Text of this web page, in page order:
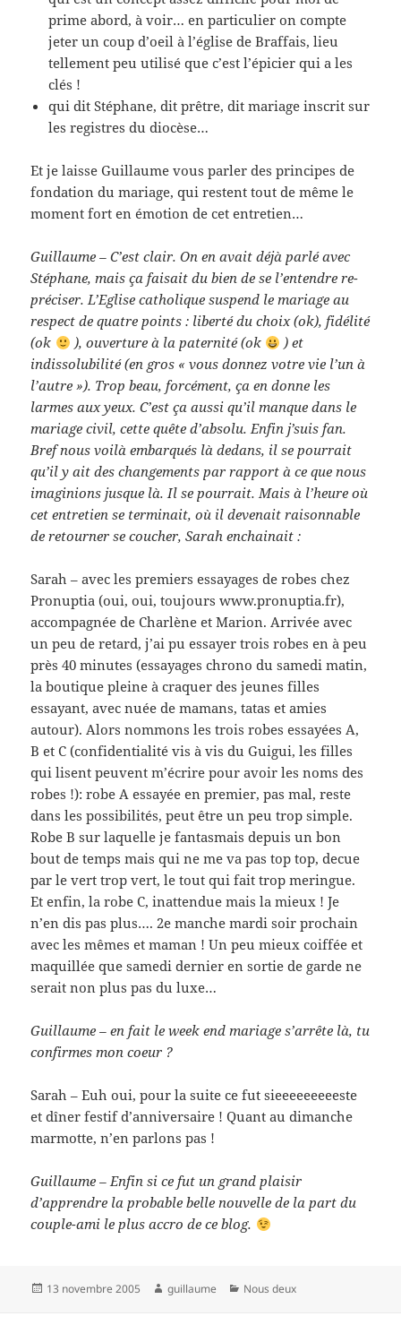
prime abord, à voir… en particulier on compte
jeter un coup d’oeil à l’église de Braffais, lieu
tellement peu utilisé que c’est l’épicier qui a les
clés !
qui dit Stéphane, dit prêtre, dit mariage inscrit sur
les registres du diocèse…
Et je laisse Guillaume vous parler des principes de
fondation du mariage, qui restent tout de même le
moment fort en émotion de cet entretien…
Guillaume – C’est clair. On en avait déjà parlé avec
Stéphane, mais ça faisait du bien de se l’entendre re-
préciser. L’Eglise catholique suspend le mariage au
respect de quatre points : liberté du choix (ok), fidélité
(ok
), ouverture à la paternité (ok
) et
indissolubilité (en gros « vous donnez votre vie l’un à
l’autre »). Trop beau, forcément, ça en donne les
larmes aux yeux. C’est ça aussi qu’il manque dans le
mariage civil, cette quête d’absolu. Enfin j’suis fan.
Bref nous voilà embarqués là dedans, il se pourrait
qu’il y ait des changements par rapport à ce que nous
imaginions jusque là. Il se pourrait. Mais à l’heure où
cet entretien se terminait, où il devenait raisonnable
de retourner se coucher, Sarah enchainait :
Sarah – avec les premiers essayages de robes chez
Pronuptia (oui, oui, toujours www.pronuptia.fr),
accompagnée de Charlène et Marion. Arrivée avec
un peu de retard, j’ai pu essayer trois robes en à peu
près 40 minutes (essayages chrono du samedi matin,
la boutique pleine à craquer des jeunes filles
essayant, avec nuée de mamans, tatas et amies
autour). Alors nommons les trois robes essayées A,
B et C (confidentialité vis à vis du Guigui, les filles
qui lisent peuvent m’écrire pour avoir les noms des
robes !): robe A essayée en premier, pas mal, reste
dans les possibilités, peut être un peu trop simple.
Robe B sur laquelle je fantasmais depuis un bon
bout de temps mais qui ne me va pas top top, decue
par le vert trop vert, le tout qui fait trop meringue.
Et enfin, la robe C, inattendue mais la mieux ! Je
n’en dis pas plus…. 2e manche mardi soir prochain
avec les mêmes et maman ! Un peu mieux coiffée et
maquillée que samedi dernier en sortie de garde ne
serait non plus pas du luxe…
Guillaume – en fait le week end mariage s’arrête là, tu
confirmes mon coeur ?
Sarah – Euh oui, pour la suite ce fut sieeeeeeeeeste
et dîner festif d’anniversaire ! Quant au dimanche
marmotte, n’en parlons pas !
Guillaume – Enfin si ce fut un grand plaisir
d’apprendre la probable belle nouvelle de la part du
couple-ami le plus accro de ce blog.
Publié
13 novembre 2005 Auteur
guillaume Catégories
Nous deux